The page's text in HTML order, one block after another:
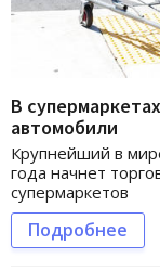
В
автомобили
Крупнейший в
года начнет
супермаркетов
Подробнее